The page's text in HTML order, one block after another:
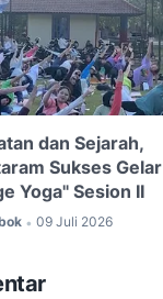
dan Sejarah,
Sukses Gelar
Yoga" Sesion II
• 09 Juli 2026